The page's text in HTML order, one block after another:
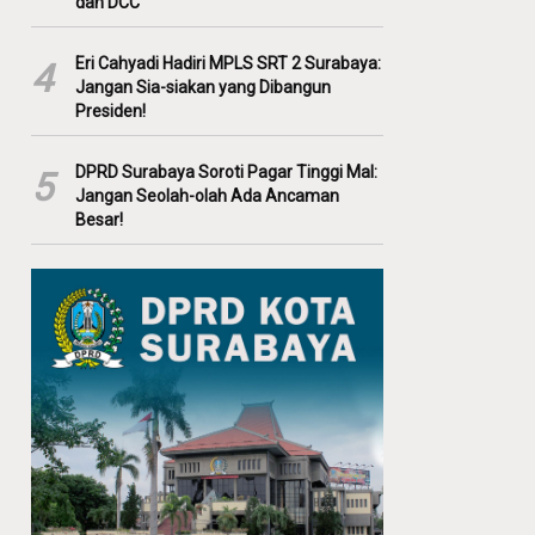
4
Eri Cahyadi Hadiri MPLS SRT 2 Surabaya:
Jangan Sia-siakan yang Dibangun
Presiden!
5
DPRD Surabaya Soroti Pagar Tinggi Mal:
Jangan Seolah-olah Ada Ancaman
Besar!